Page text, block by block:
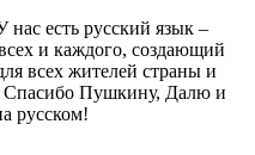
есть русский язык –
и каждого, создающий
всех жителей страны и
Спасибо Пушкину, Далю и
русском!